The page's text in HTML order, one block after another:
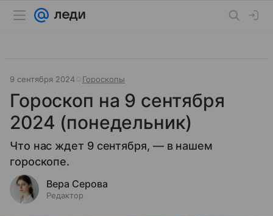
9 сентября 2024 Гороскопы
Гороскоп на 9 сентября
2024 (понедельник)
Что нас ждет 9 сентября, — в нашем
гороскопе.
Вера Серова
Редактор